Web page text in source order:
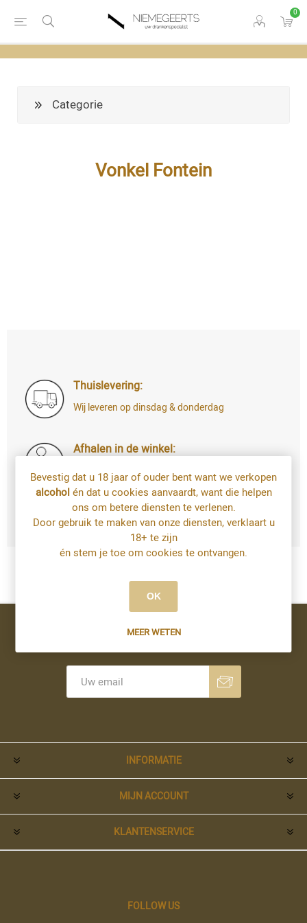
0
Categorie
Vonkel Fontein
Thuislevering:
Wij leveren op dinsdag & donderdag
Afhalen in de winkel:
Di t.e.m. Za: uw bestelling staat 4u later al
voor u klaar
Bestellingen op zondag en maandag kan u
vanaf dinsdag afhalen
Nieuwsbrief
INFORMATIE
MIJN ACCOUNT
KLANTENSERVICE
FOLLOW US
Bevestig dat u 18 jaar of ouder bent want we verkopen
alcoholén dat u cookies aanvaardt, want die helpen
ons om betere diensten te verlenen.
Door gebruik te maken van onze diensten, verklaart u
18+ te zijn
én stem je toe om cookies te ontvangen.
OK
MEER WETEN